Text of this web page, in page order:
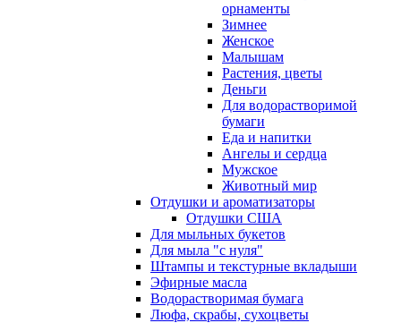
орнаменты
Зимнее
Женское
Малышам
Растения, цветы
Деньги
Для водорастворимой
бумаги
Еда и напитки
Ангелы и сердца
Мужское
Животный мир
Отдушки и ароматизаторы
Отдушки США
Для мыльных букетов
Для мыла "с нуля"
Штампы и текстурные вкладыши
Эфирные масла
Водорастворимая бумага
Люфа, скрабы, сухоцветы